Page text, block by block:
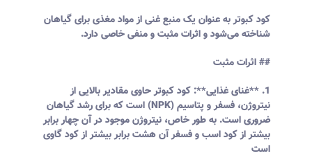
کود کبوتر به عنوان یک منبع غنی از مواد مغذی برای گیاهان
شناخته می‌شود و اثرات مثبت و منفی خاصی دارد.
## اثرات مثبت
1. **غنای غذایی**: کود کبوتر حاوی مقادیر بالایی از
نیتروژن، فسفر و پتاسیم (NPK) است که برای رشد گیاهان
ضروری است. به طور خاص، نیتروژن موجود در آن چهار برابر
بیشتر از کود اسب و فسفر آن هشت برابر بیشتر از کود گاوی
است